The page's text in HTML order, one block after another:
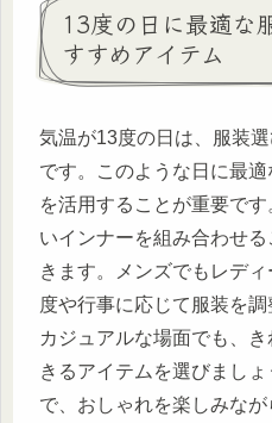
13度の日に最適な
すすめアイテム
気温が13度の日は、服装
です。このような日に最
を活用することが重要で
いインナーを組み合わせ
きます。メンズでもレデ
度や行事に応じて服装を調
カジュアルな場面でも、
きるアイテムを選びまし
で、おしゃれを楽しみな